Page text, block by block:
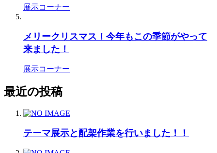
展示コーナー
メリークリスマス！今年もこの季節がやって
来ました！
展示コーナー
最近の投稿
テーマ展示と配架作業を行いました！！